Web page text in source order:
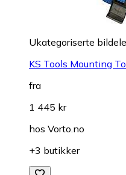
Ukategoriserte
KS Tools Mounting
fra
1 445 kr
hos Vorto.no
+3 butikker